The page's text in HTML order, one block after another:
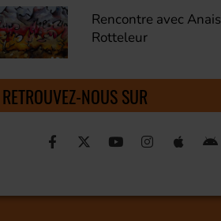
Rencontre avec Anais
Rotteleur
RETROUVEZ-NOUS SUR